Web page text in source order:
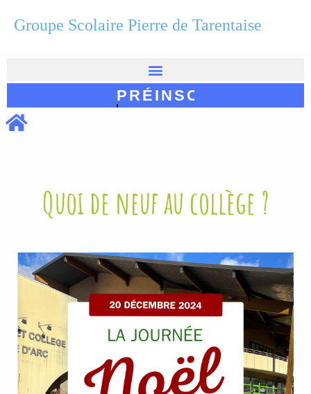
Groupe Scolaire Pierre de Tarentaise
PRÉINSCRIPTION
Quoi de neuf au collège ?